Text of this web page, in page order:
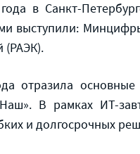
в Санкт-
выступили:
(РАЭК).
отразила
В рамках ИТ-
и долгосрочных